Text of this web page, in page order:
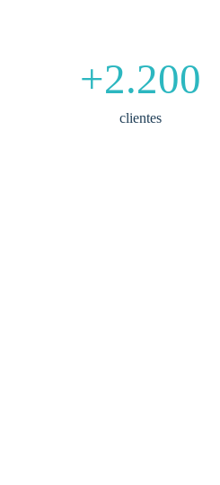
+2.200
clientes